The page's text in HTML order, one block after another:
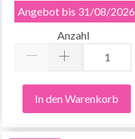
Angebot bis 31/08/2026
Anzahl
In den Warenkorb